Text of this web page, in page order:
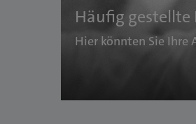
Häufig gestellte
Hier könnten Sie